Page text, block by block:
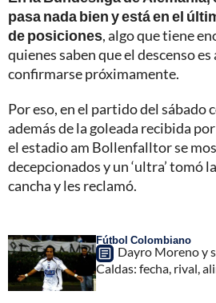
pasa nada bien y está en el
de posiciones, algo que tiene
quienes saben que el descenso
confirmarse próximamente.
Por eso, en el partido del sábado
además de la goleada recibida
el estadio am Bollenfalltor se
decepcionados y un ‘ultra’ tomó
cancha y les reclamó.
Fútbol Colombiano
Dayro Moreno y
Caldas: fecha, rival,